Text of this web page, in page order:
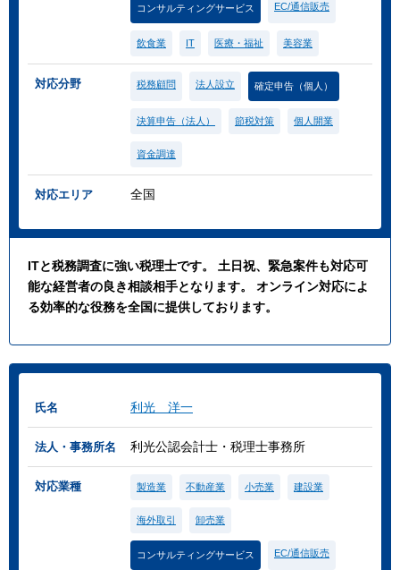
コンサルティングサービス EC/通信販売
飲食業 IT 医療・福祉 美容業
対応分野 税務顧問 法人設立 確定申告（個人）
決算申告（法人） 節税対策 個人開業
資金調達
対応エリア 全国
ITと税務調査に強い税理士です。 土日祝、緊急案件も対応可
能な経営者の良き相談相手となります。 オンライン対応によ
る効率的な役務を全国に提供しております。
氏名 利光 洋一
法人・事務所名 利光公認会計士・税理士事務所
対応業種 製造業 不動産業 小売業 建設業
海外取引 卸売業
コンサルティングサービス EC/通信販売